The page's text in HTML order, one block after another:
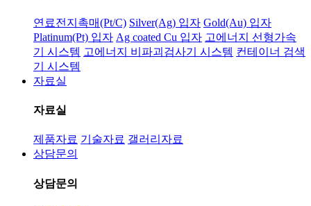
연료전지촉매(Pt/C) Silver(Ag) 입자 Gold(Au) 입자
Platinum(Pt) 입자 Ag coated Cu 입자 고에너지 선형가속
기 시스템 고에너지 비파괴검사기 시스템 컨테이너 검색
기 시스템
자료실
자료실
제품자료 기술자료 갤러리자료
상담문의
상담문의